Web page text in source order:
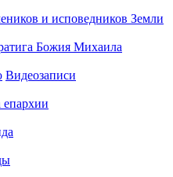
Видеозаписи
епархии